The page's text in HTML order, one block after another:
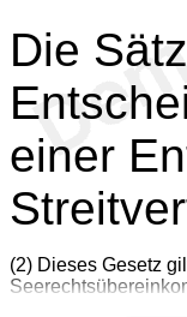
Die
einer
(2) Dieses Gesetz